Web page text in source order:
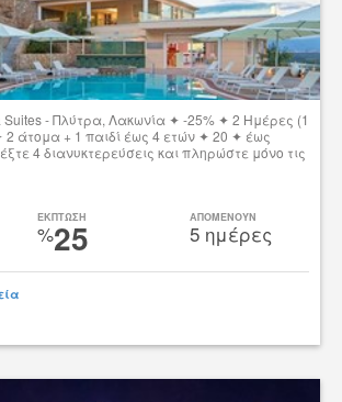
Suites - Πλύτρα, Λακωνία ✦ -25% ✦ 2 Ημέρες (1
2 άτομα + 1 παιδί έως 4 ετών ✦ 20 ✦ έως
4 διανυκτερεύσεις και πληρώστε μόνο τις
ΕΚΠΤΩΣΗ
%25 ΑΠΟΜΕΝΟΥΝ
5 ημέρες
tsibato